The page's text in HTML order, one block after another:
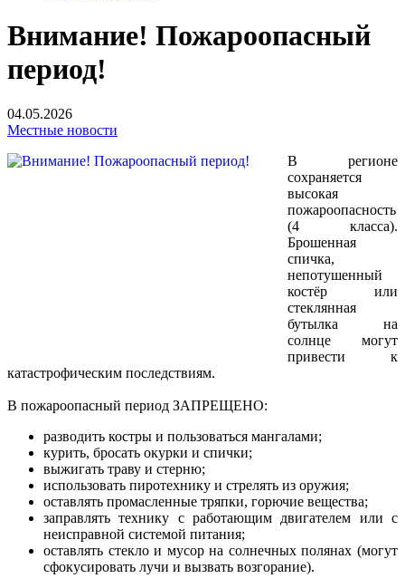
Внимание! Пожароопасный
период!
04.05.2026
Местные новости
В регионе
сохраняется
высокая
пожароопасность
(4 класса).
Брошенная
спичка,
непотушенный
костёр или
стеклянная
бутылка на
солнце могут
привести к
катастрофическим последствиям.
В пожароопасный период ЗАПРЕЩЕНО:
разводить костры и пользоваться мангалами;
курить, бросать окурки и спички;
выжигать траву и стерню;
использовать пиротехнику и стрелять из оружия;
оставлять промасленные тряпки, горючие вещества;
заправлять технику с работающим двигателем или с
неисправной системой питания;
оставлять стекло и мусор на солнечных полянах (могут
сфокусировать лучи и вызвать возгорание).